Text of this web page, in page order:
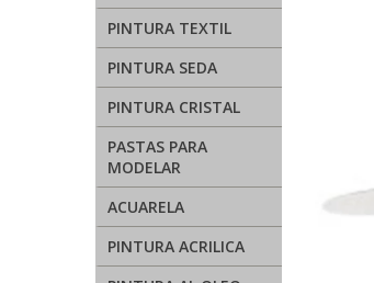
PINTURA TEXTIL
PINTURA SEDA
PINTURA CRISTAL
PASTAS PARA
MODELAR
ACUARELA
PINTURA ACRILICA